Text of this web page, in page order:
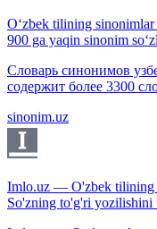
O‘zbek tilining sinonimlar
900 ga yaqin sinonim
Словарь синонимов
содержит более 3300
sinonim.uz
Imlo.uz — O'zbek tilining
So'zning to'g'ri yozilishini